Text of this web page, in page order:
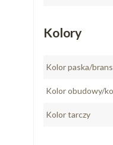
Kolory
Kolor paska/
Kolor obudowy/
Kolor tarczy